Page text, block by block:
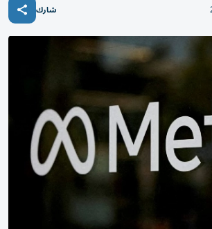
شارك